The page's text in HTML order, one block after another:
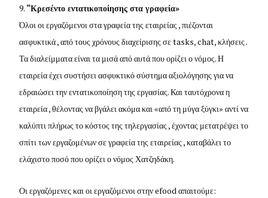
“Κρεσέντο εντατικοποίησης στα γραφεία»
Όλοι οι εργαζόμενοι στα γραφεία της εταιρείας , πιέζονται
ασφυκτικά , από τους χρόνους διαχείρισης σε tasks, chat, κλήσεις .
Τα διαλείμματα είναι τα μισά από αυτά που ορίζει ο νόμος. Η
εταιρεία έχει συστήσει ασφυκτικό σύστημα αξιολόγησης για να
εδραιώσει την εντατικοποίηση της εργασίας. Και ταυτόχρονα η
εταιρεία , θέλοντας να βγάλει ακόμα και «από τη μύγα ξύγκι» αντί να
καλύπτι πλήρως το κόστος της τηλεργασίας , έχοντας μετατρέψει το
σπίτι των εργαζομένων σε γραφεία της εταιρείας , καταβάλει το
ελάχιστο ποσό που ορίζει ο νόμος Χατζηδάκη.
Οι εργαζόμενες και οι εργαζόμενοι στην efood απαιτούμε: